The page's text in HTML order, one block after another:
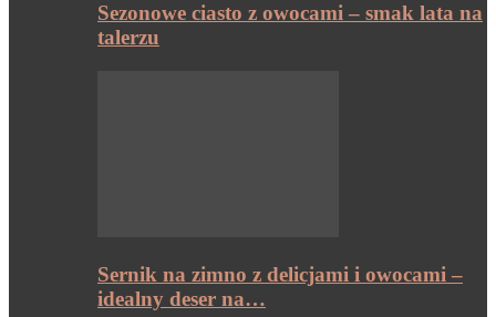
Sezonowe ciasto z owocami – smak lata na
talerzu
Sernik na zimno z delicjami i owocami –
idealny deser na…